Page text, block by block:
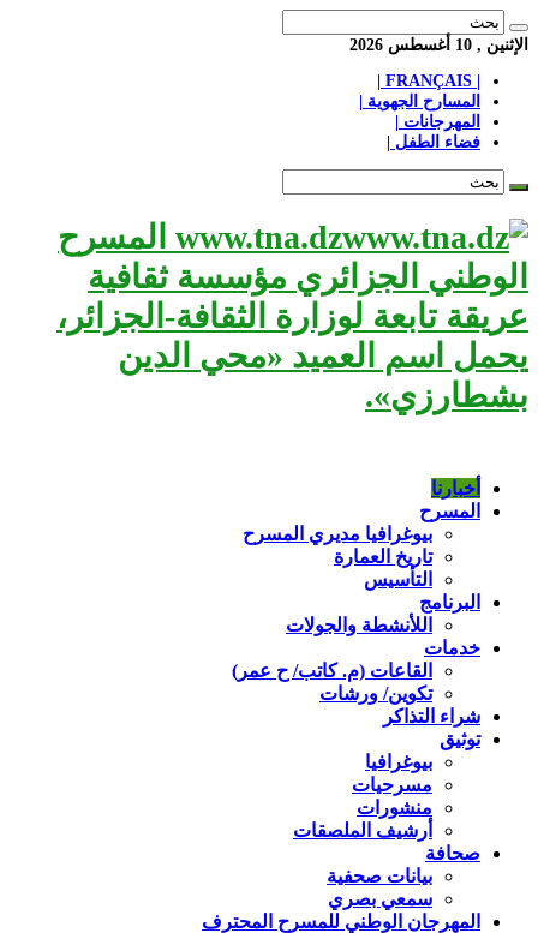
الإثنين , 10 أغسطس 2026
المسارح الجهوية |
المهرجانات |
فضاء الطفل |
www.tna.dz المسرح
الوطني الجزائري مؤسسة ثقافية
عريقة تابعة لوزارة الثقافة-الجزائر،
يحمل اسم العميد «محي الدين
بشطارزي».
أخبارنا
المسرح
بيوغرافيا مديري المسرح
تاريخ العمارة
التأسيس
البرنامج
اللأنشطة والجولات
خدمات
القاعات (م. كاتب/ ح عمر)
تكوين/ ورشات
شراء التذاكر
توثيق
بيوغرافيا
مسرحيات
منشورات
أرشيف الملصقات
صحافة
بيانات صحفية
سمعي بصري
المهرجان الوطني للمسرح المحترف